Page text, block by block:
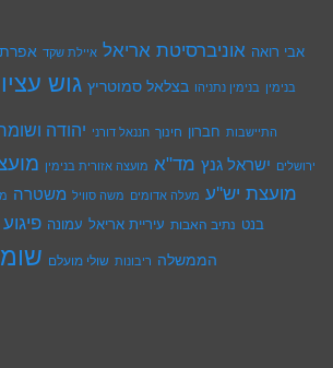
אבי רואה אוניברסיטת אריאל איילת שקד אפרת
בנימין בנימין נתניהו בצלאל סמוטריץ גוש
התיישבות חברון חינוך חננאל דורני יהודה
ירושלים ישראל גנץ מד"א מועצה אזורית בנימין
מועצת יש''ע מעלה אדומים משה סוויל משטרה
בנט נתיב האבות עיריית אריאל עמונה פיגוע
הממשלה ריבונות שולי מועלם